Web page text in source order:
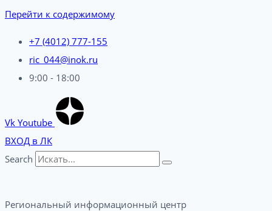
Перейти к содержимому
+7 (4012) 777-155
ric_044@inok.ru
9:00 - 18:00
Vk Youtube
ВХОД в ЛК
Search
Региональный информационный центр